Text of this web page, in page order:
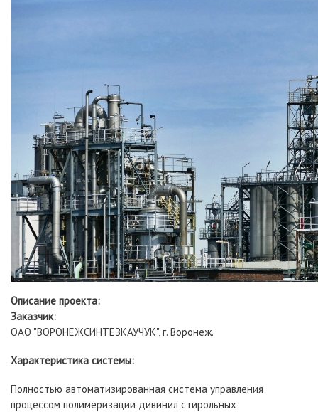
Описание проекта:
Заказчик:
ОАО "ВОРОНЕЖСИНТЕЗКАУЧУК", г. Воронеж.
Характеристика системы:
Полностью автоматизированная система управления
процессом полимеризации дивинил стирольных